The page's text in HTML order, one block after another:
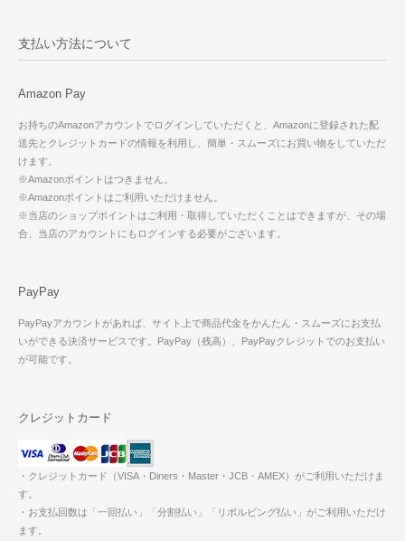
支払い方法について
Amazon Pay
お持ちのAmazonアカウントでログインしていただくと、Amazonに登録された配
送先とクレジットカードの情報を利用し、簡単・スムーズにお買い物をしていただ
けます。
※Amazonポイントはつきません。
※Amazonポイントはご利用いただけません。
※当店のショップポイントはご利用・取得していただくことはできますが、その場
合、当店のアカウントにもログインする必要がございます。
PayPay
PayPayアカウントがあれば、サイト上で商品代金をかんたん・スムーズにお支払
いができる決済サービスです。PayPay（残高）、PayPayクレジットでのお支払い
が可能です。
クレジットカード
・クレジットカード（VISA・Diners・Master・JCB・AMEX）がご利用いただけま
す。
・お支払回数は「一回払い」「分割払い」「リボルビング払い」がご利用いただけ
ます。